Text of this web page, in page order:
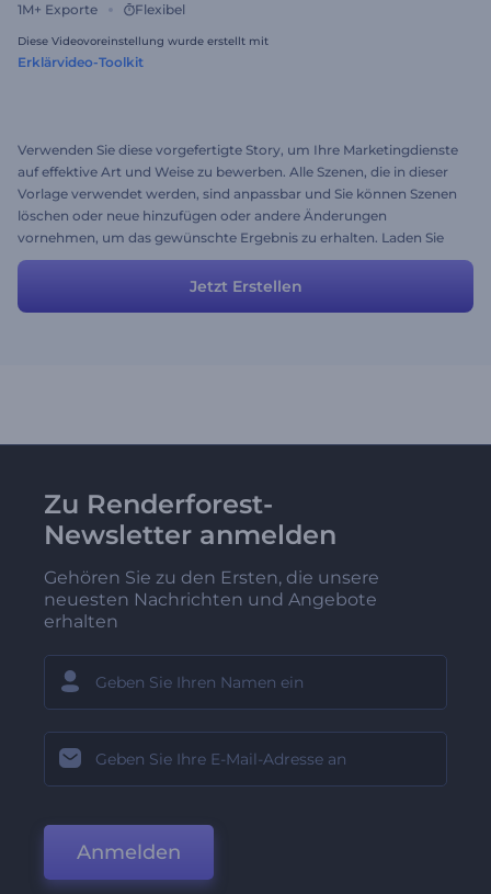
1M+ Exporte Flexibel
Diese Videovoreinstellung wurde erstellt mit
Erklärvideo-Toolkit
Verwenden Sie diese vorgefertigte Story, um Ihre Marketingdienste
auf effektive Art und Weise zu bewerben. Alle Szenen, die in dieser
Vorlage verwendet werden, sind anpassbar und Sie können Szenen
löschen oder neue hinzufügen oder andere Änderungen
vornehmen, um das gewünschte Ergebnis zu erhalten. Laden Sie
Ihre eigenen Bilder hoch, fügen Sie Texte hinzu und Ihr
hochwertiges Werbevideo wird Ihr Publikum verzaubern!
Jetzt Erstellen
Zu Renderforest-
Newsletter anmelden
Gehören Sie zu den Ersten, die unsere
neuesten Nachrichten und Angebote
erhalten
Anmelden